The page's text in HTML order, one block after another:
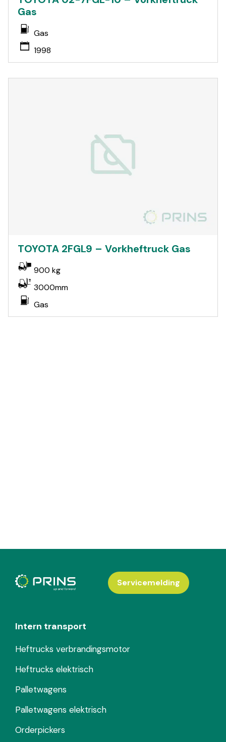
Gas
Gas
1998
TOYOTA 2FGL9 – Vorkheftruck Gas
900 kg
3000mm
Gas
Intern transport
Heftrucks verbrandingsmotor
Heftrucks elektrisch
Palletwagens
Palletwagens elektrisch
Orderpickers
Servicemelding